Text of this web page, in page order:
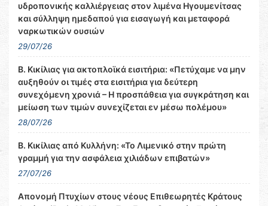
υδροπονικής καλλιέργειας στον λιμένα Ηγουμενίτσας
και σύλληψη ημεδαπού για εισαγωγή και μεταφορά
ναρκωτικών ουσιών
29/07/26
Β. Κικίλιας για ακτοπλοϊκά εισιτήρια: «Πετύχαμε να μην
αυξηθούν οι τιμές στα εισιτήρια για δεύτερη
συνεχόμενη χρονιά – Η προσπάθεια για συγκράτηση και
μείωση των τιμών συνεχίζεται εν μέσω πολέμου»
28/07/26
Β. Κικίλιας από Κυλλήνη: «Το Λιμενικό στην πρώτη
γραμμή για την ασφάλεια χιλιάδων επιβατών»
27/07/26
Απονομή Πτυχίων στους νέους Επιθεωρητές Κράτους